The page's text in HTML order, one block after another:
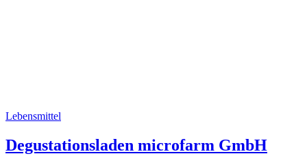
Lebensmittel
Degustationsladen microfarm GmbH